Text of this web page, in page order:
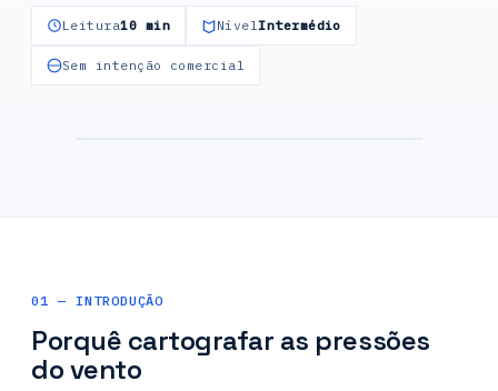
Leitura10 min NívelIntermédio
Sem intenção comercial
01 — INTRODUÇÃO
Porquê cartografar as pressões
do vento